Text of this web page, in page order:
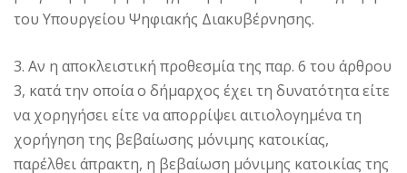
του Υπουργείου Ψηφιακής Διακυβέρνησης.
3. Αν η αποκλειστική προθεσμία της παρ. 6 του άρθρου
3, κατά την οποία ο δήμαρχος έχει τη δυνατότητα είτε
να χορηγήσει είτε να απορρίψει αιτιολογημένα τη
χορήγηση της βεβαίωσης μόνιμης κατοικίας,
παρέλθει άπρακτη, η βεβαίωση μόνιμης κατοικίας της